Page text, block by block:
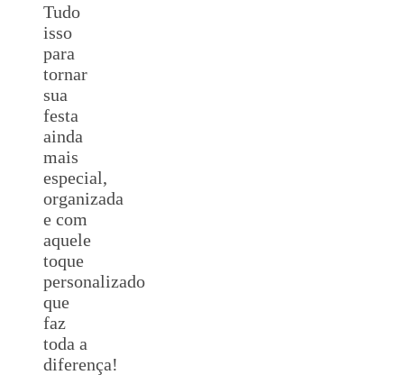
Tudo
isso
para
tornar
sua
festa
ainda
mais
especial,
organizada
e com
aquele
toque
personalizado
que
faz
toda a
diferença!